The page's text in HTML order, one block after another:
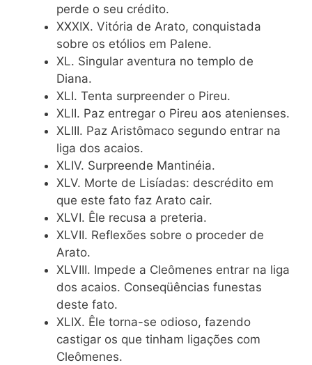
perde o seu crédito.
XXXIX. Vitória de Arato, conquistada
sobre os etólios em Palene.
XL. Singular aventura no templo de
Diana.
XLI. Tenta surpreender o Pireu.
XLII. Paz entregar o Pireu aos atenienses.
XLIII. Paz Aristômaco segundo entrar na
liga dos acaios.
XLIV. Surpreende Mantinéia.
XLV. Morte de Lisíadas: descrédito em
que este fato faz Arato cair.
XLVI. Êle recusa a preteria.
XLVII. Reflexões sobre o proceder de
Arato.
XLVIII. Impede a Cleômenes entrar na liga
dos acaios. Conseqüências funestas
deste fato.
XLIX. Êle torna-se odioso, fazendo
castigar os que tinham ligações com
Cleômenes.